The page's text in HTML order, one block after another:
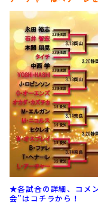
★各試合の詳細、コメ
会”はコチラから！